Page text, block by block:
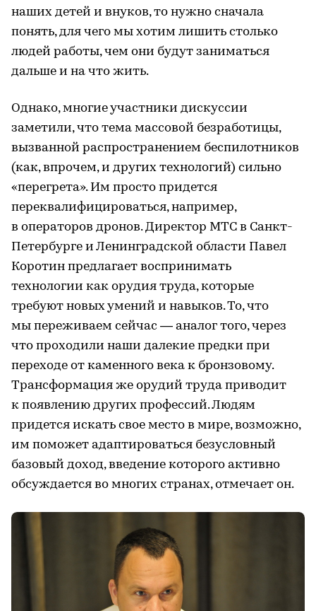
наших детей и внуков, то нужно сначала
понять, для чего мы хотим лишить столько
людей работы, чем они будут заниматься
дальше и на что жить.
Однако, многие участники дискуссии
заметили, что тема массовой безработицы,
вызванной распространением беспилотников
(как, впрочем, и других технологий) сильно
«перегрета». Им просто придется
переквалифицироваться, например,
в операторов дронов. Директор МТС в Санкт-
Петербурге и Ленинградской области Павел
Коротин предлагает воспринимать
технологии как орудия труда, которые
требуют новых умений и навыков. То, что
мы переживаем сейчас — аналог того, через
что проходили наши далекие предки при
переходе от каменного века к бронзовому.
Трансформация же орудий труда приводит
к появлению других профессий. Людям
придется искать свое место в мире, возможно,
им поможет адаптироваться безусловный
базовый доход, введение которого активно
обсуждается во многих странах, отмечает он.